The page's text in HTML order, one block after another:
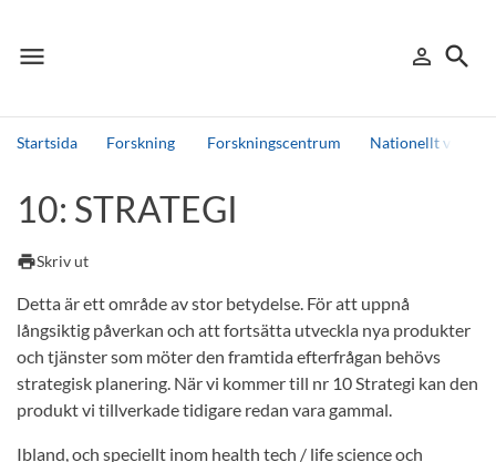
menu
Meny person_outline
Logga in
search
Sök
Startsida Forskning Forskningscentrum Nationellt
Andra söktjänster
Detta är vår testmiljö - endast testdata
10: STRATEGI
printSkriv ut
Detta är ett område av stor betydelse. För att uppnå
långsiktig påverkan och att fortsätta utveckla nya produkter
och tjänster som möter den framtida efterfrågan behövs
strategisk planering. När vi kommer till nr 10 Strategi kan den
produkt vi tillverkade tidigare redan vara gammal.
Ibland, och speciellt inom health tech / life science och